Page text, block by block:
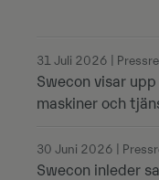
31 Juli 2026 |
Swecon visar
maskiner och
30 Juni 2026 |
Swecon inleder